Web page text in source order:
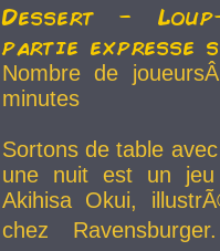
Dessert -
partie expresse
Nombre de
minutes
Sortons de table
une nuit est un
Akihisa Okui,
chez